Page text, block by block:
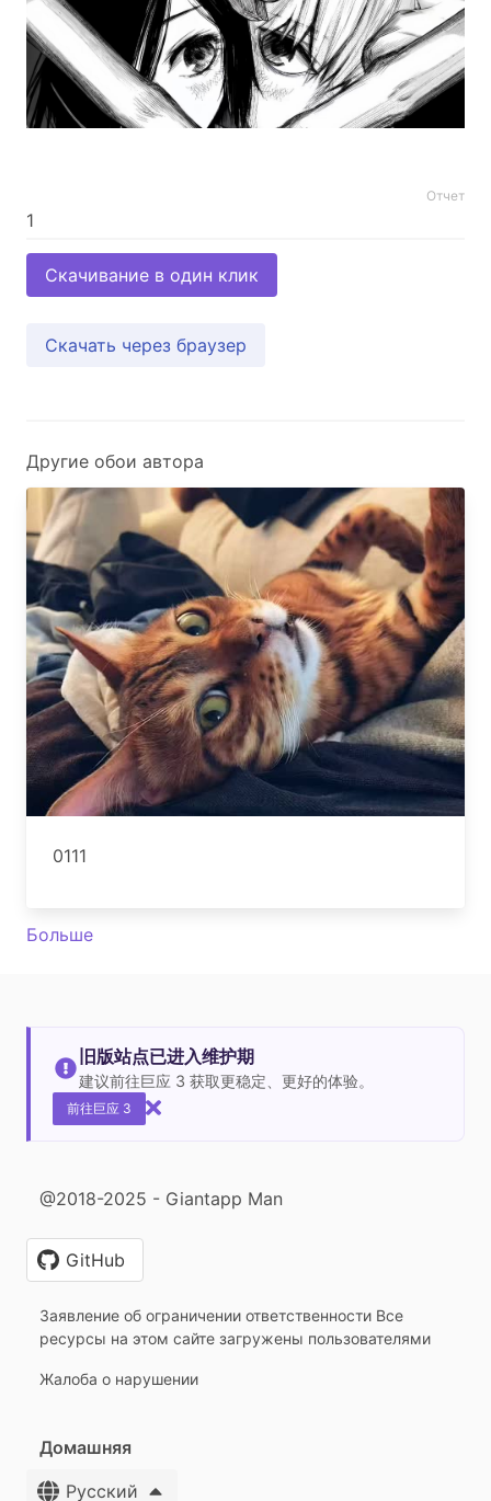
Отчет
Скачивание в один клик
Скачать через браузер
Другие обои автора
0111
Больше
旧版站点已进入维护期
建议前往巨应 3 获取更稳定、更好的体验。
前往巨应 3
@2018-2025 - Giantapp Man
GitHub
Заявление об ограничении ответственности Все
ресурсы на этом сайте загружены пользователями
Жалоба о нарушении
Домашняя
Русский